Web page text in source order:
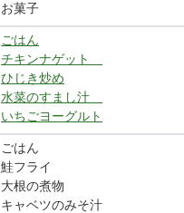
お菓子
ごはん
チキンナゲット
ひじき炒め
水菜のすまし汁
いちごヨーグルト
ごはん
鮭フライ
大根の煮物
キャベツのみそ汁